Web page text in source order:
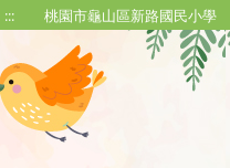
::: 桃園市龜山區新路國民小學